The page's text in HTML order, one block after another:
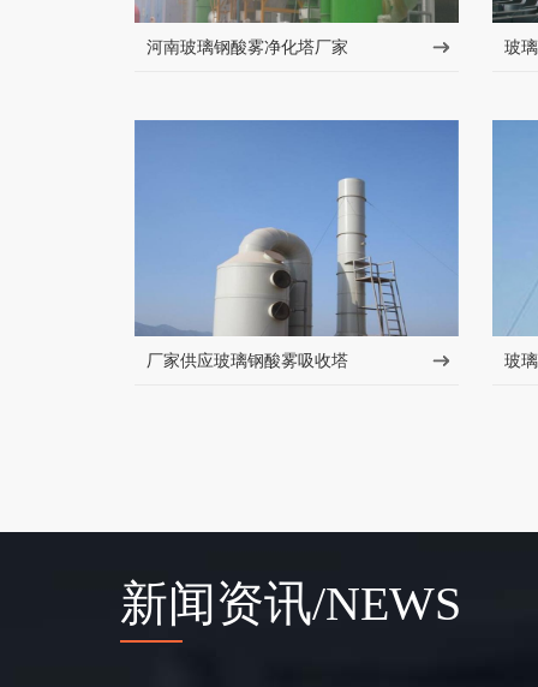
河南玻璃钢酸雾净化塔厂家 玻
厂家供应玻璃钢酸雾吸收塔 玻
新闻资讯/NEWS